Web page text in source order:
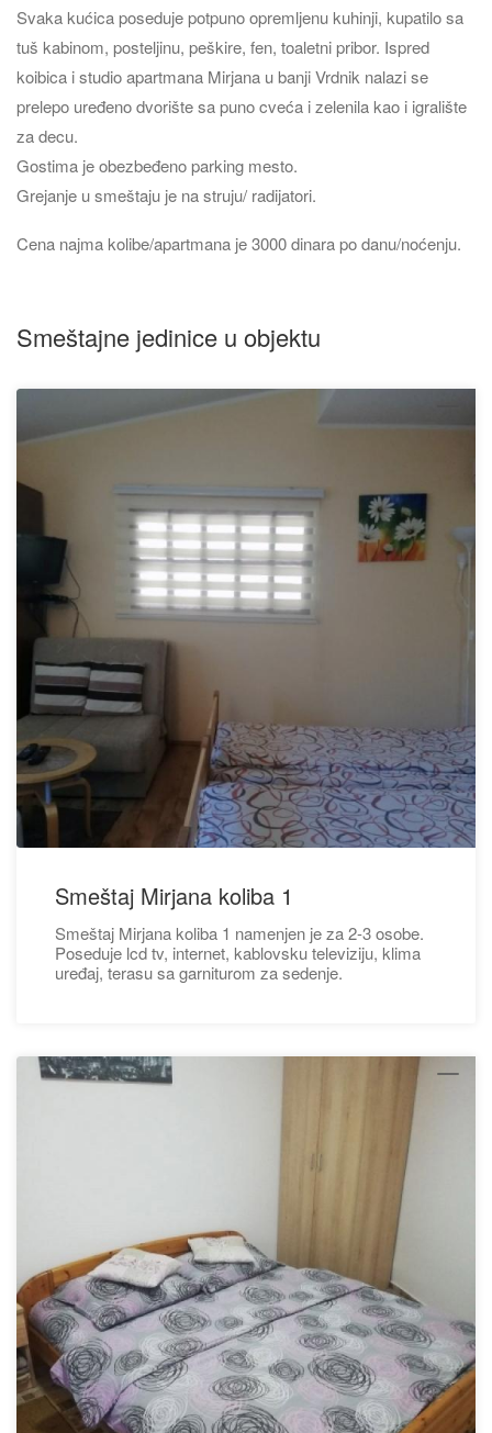
Svaka kućica poseduje potpuno opremljenu kuhinji, kupatilo sa
tuš kabinom, posteljinu, peškire, fen, toaletni pribor. Ispred
koibica i studio apartmana Mirjana u banji Vrdnik nalazi se
prelepo uređeno dvorište sa puno cveća i zelenila kao i igralište
za decu.
Gostima je obezbeđeno parking mesto.
Grejanje u smeštaju je na struju/ radijatori.
Cena najma kolibe/apartmana je 3000 dinara po danu/noćenju.
Smeštajne jedinice u objektu
Smeštaj Mirjana koliba 1
Smeštaj Mirjana koliba 1 namenjen je za 2-3 osobe.
Poseduje lcd tv, internet, kablovsku televiziju, klima
uređaj, terasu sa garniturom za sedenje.